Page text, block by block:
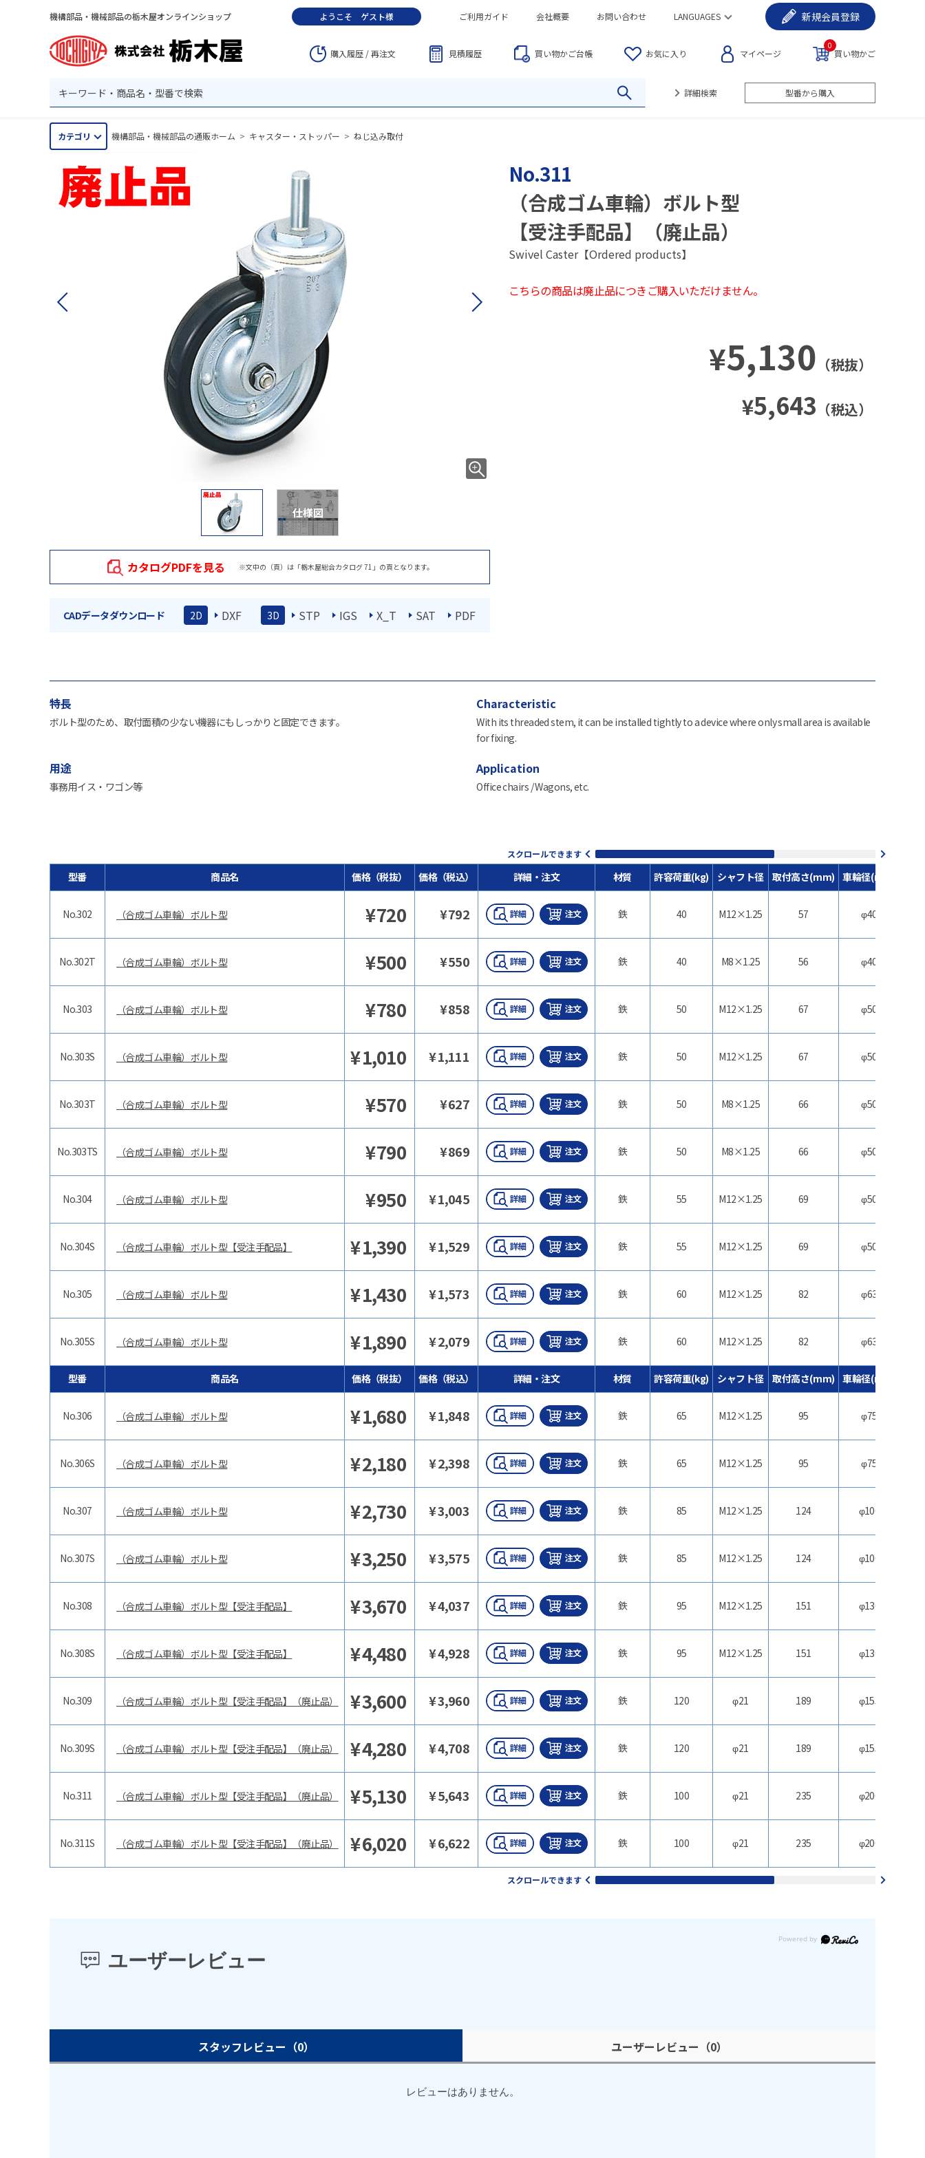
機構部品・機械部品の栃木屋オンラインショップ ようこそ ゲスト様 ご利用ガイド 会社概要 お問い合わせ LANGUAGES 新規会員登録
購入履歴 / 再注文 見積履歴 買い物かご台帳 お気に入り マイページ 買い物かご
0
詳細検索 型番から購入
カテゴリ 機構部品・機械部品の通販ホーム > キャスター・ストッパー > ねじ込み取付
仕様図
カタログPDFを見る ※文中の（頁）は「栃木屋総合カタログ 71」の頁となります。
CADデータダウンロード 2D DXF 3D STP IGS X_T SAT PDF
No.311
（合成ゴム車輪）ボルト型
【受注手配品】（廃止品）
Swivel Caster【Ordered products】
こちらの商品は廃止品につきご購入いただけません。
¥5,130 （税抜）
¥5,643 （税込）
特長
ボルト型のため、取付面積の少ない機器にもしっかりと固定できます。
Characteristic
With its threaded stem, it can be installed tightly to a device where only small area is available
for fixing.
用途
事務用イス・ワゴン等
Application
Office chairs / Wagons, etc.
スクロールできます
型番 商品名 価格（税抜） 価格（税込） 詳細・注文
No.302 （合成ゴム車輪）ボルト型 ¥720 ¥792
No.302T （合成ゴム車輪）ボルト型 ¥500 ¥550
No.303 （合成ゴム車輪）ボルト型 ¥780 ¥858
No.303S （合成ゴム車輪）ボルト型 ¥1,010 ¥1,111
No.303T （合成ゴム車輪）ボルト型 ¥570 ¥627
No.303TS （合成ゴム車輪）ボルト型 ¥790 ¥869
No.304 （合成ゴム車輪）ボルト型 ¥950 ¥1,045
No.304S （合成ゴム車輪）ボルト型【受注手配品】 ¥1,390 ¥1,529
No.305 （合成ゴム車輪）ボルト型 ¥1,430 ¥1,573
No.305S （合成ゴム車輪）ボルト型 ¥1,890 ¥2,079
型番 商品名 価格（税抜） 価格（税込） 詳細・注文
No.306 （合成ゴム車輪）ボルト型 ¥1,680 ¥1,848
No.306S （合成ゴム車輪）ボルト型 ¥2,180 ¥2,398
No.307 （合成ゴム車輪）ボルト型 ¥2,730 ¥3,003
No.307S （合成ゴム車輪）ボルト型 ¥3,250 ¥3,575
No.308 （合成ゴム車輪）ボルト型【受注手配品】 ¥3,670 ¥4,037
No.308S （合成ゴム車輪）ボルト型【受注手配品】 ¥4,480 ¥4,928
No.309 （合成ゴム車輪）ボルト型【受注手配品】（廃止品） ¥3,600 ¥3,960
No.309S （合成ゴム車輪）ボルト型【受注手配品】（廃止品） ¥4,280 ¥4,708
No.311 （合成ゴム車輪）ボルト型【受注手配品】（廃止品） ¥5,130 ¥5,643
No.311S （合成ゴム車輪）ボルト型【受注手配品】（廃止品） ¥6,020 ¥6,622
スクロールできます
材質 許容荷重(kg) シャフト径 取付高さ(mm) 車輪径(mm)
鉄 40 M12×1.25 57 φ40
鉄 40 M8×1.25 56 φ40
鉄 50 M12×1.25 67 φ50
鉄 50 M12×1.25 67 φ50
鉄 50 M8×1.25 66 φ50
鉄 50 M8×1.25 66 φ50
鉄 55 M12×1.25 69 φ50
鉄 55 M12×1.25 69 φ50
鉄 60 M12×1.25 82 φ63
鉄 60 M12×1.25 82 φ63
材質 許容荷重(kg) シャフト径 取付高さ(mm) 車輪径(mm)
鉄 65 M12×1.25 95 φ75
鉄 65 M12×1.25 95 φ75
鉄 85 M12×1.25 124 φ100
鉄 85 M12×1.25 124 φ100
鉄 95 M12×1.25 151 φ130
鉄 95 M12×1.25 151 φ130
鉄 120 φ21 189 φ155
鉄 120 φ21 189 φ155
鉄 100 φ21 235 φ200
鉄 100 φ21 235 φ200
ユーザーレビュー
スタッフレビュー （0） ユーザーレビュー （0）
レビューはありません。